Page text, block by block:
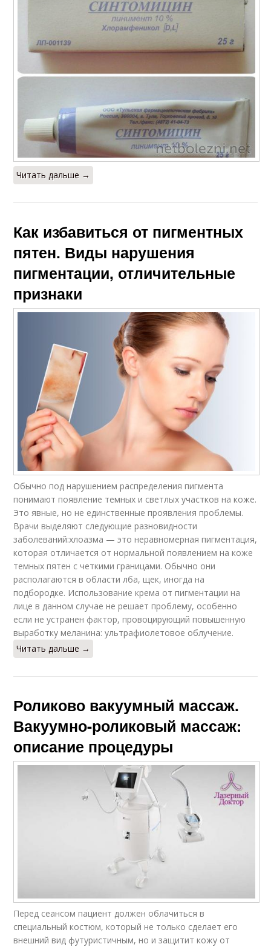
Читать дальше →
Как избавиться от пигментных
пятен. Виды нарушения
пигментации, отличительные
признаки
Обычно под нарушением распределения пигмента
понимают появление темных и светлых участков на коже.
Это явные, но не единственные проявления проблемы.
Врачи выделяют следующие разновидности
заболеваний:хлоазма — это неравномерная пигментация,
которая отличается от нормальной появлением на коже
темных пятен с четкими границами. Обычно они
располагаются в области лба, щек, иногда на
подбородке. Использование крема от пигментации на
лице в данном случае не решает проблему, особенно
если не устранен фактор, провоцирующий повышенную
выработку меланина: ультрафиолетовое облучение.
Читать дальше →
Роликово вакуумный массаж.
Вакуумно-роликовый массаж:
описание процедуры
Перед сеансом пациент должен облачиться в
специальный костюм, который не только сделает его
внешний вид футуристичным, но и защитит кожу от